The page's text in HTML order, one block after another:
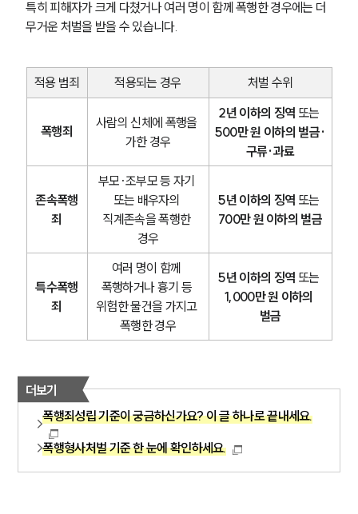
특히 피해자가 크게 다쳤거나 여러 명이 함께 폭행한 경우에는 더
무거운 처벌을 받을 수 있습니다.
적용 범죄 적용되는 경우 처벌 수위
폭행죄
사람의 신체에 폭행을
가한 경우
2년 이하의 징역 또는
500만 원 이하의 벌금·
구류·과료
존속폭행
죄
부모·조부모 등 자기
또는 배우자의
직계존속을 폭행한
경우
5년 이하의 징역 또는
700만 원 이하의 벌금
특수폭행
죄
여러 명이 함께
폭행하거나 흉기 등
위험한 물건을 가지고
폭행한 경우
5년 이하의 징역 또는
1,000만 원 이하의
벌금
더보기
폭행죄성립 기준이 궁금하신가요? 이 글 하나로 끝내세요.
폭행형사처벌 기준 한 눈에 확인하세요.